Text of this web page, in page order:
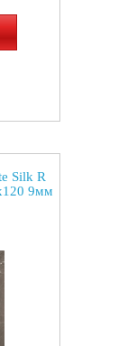
Silk R
9мм